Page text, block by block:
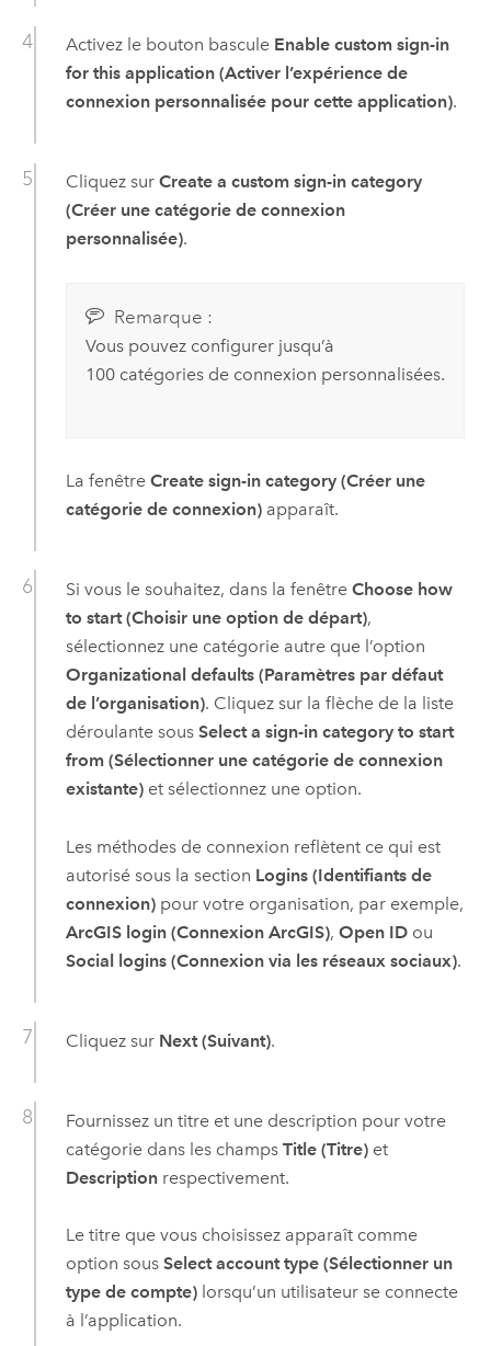
Activez le bouton bascule Enable custom sign-in
for this application (Activer l’expérience de
connexion personnalisée pour cette application).
Cliquez sur Create a custom sign-in category
(Créer une catégorie de connexion
personnalisée).
Remarque :
Vous pouvez configurer jusqu’à
100 catégories de connexion personnalisées.
La fenêtre Create sign-in category (Créer une
catégorie de connexion)apparaît.
Si vous le souhaitez, dans la fenêtre Choose how
to start (Choisir une option de départ),
sélectionnez une catégorie autre que l’option
Organizational defaults (Paramètres par défaut
de l’organisation). Cliquez sur la flèche de la liste
déroulante sous Select a sign-in category to start
from (Sélectionner une catégorie de connexion
existante)et sélectionnez une option.
Les méthodes de connexion reflètent ce qui est
autorisé sous la section Logins (Identifiants de
connexion)pour votre organisation, par exemple,
ArcGIS login (Connexion ArcGIS), Open IDou
Social logins (Connexion via les réseaux sociaux).
Cliquez sur Next (Suivant).
Fournissez un titre et une description pour votre
catégorie dans les champs Title (Titre)et
Descriptionrespectivement.
Le titre que vous choisissez apparaît comme
option sous Select account type (Sélectionner un
type de compte)lorsqu’un utilisateur se connecte
à l’application.